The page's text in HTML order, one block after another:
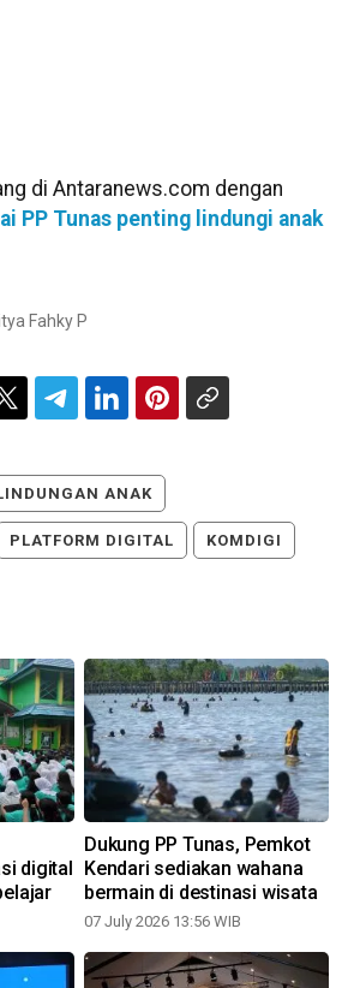
di Antaranews.com dengan
PP Tunas penting lindungi anak
Fahky P
ANAK
PLATFORM DIGITAL KOMDIGI
digital
Dukung PP Tunas, Pemkot
Kendari sediakan wahana
bermain di destinasi wisata
07 July 2026 13:56 WIB